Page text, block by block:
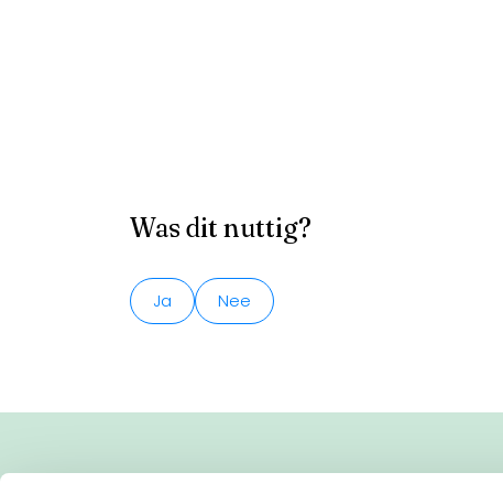
Was dit nuttig?
Ja Nee